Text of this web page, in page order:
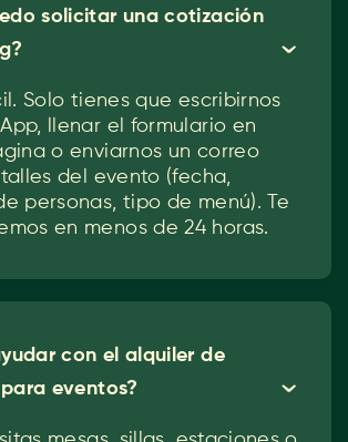
solicitar una cotización
ˇ
Solo tienes que escribirnos
llenar el formulario en
o enviarnos un correo
del evento (fecha,
personas, tipo de menú). Te
en menos de 24 horas.
con el alquiler de
eventos?
ˇ